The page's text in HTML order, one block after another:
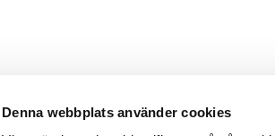
Denna webbplats använder cookies